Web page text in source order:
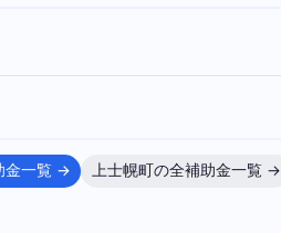
金一覧 → 上士幌町の全補助金一覧 →